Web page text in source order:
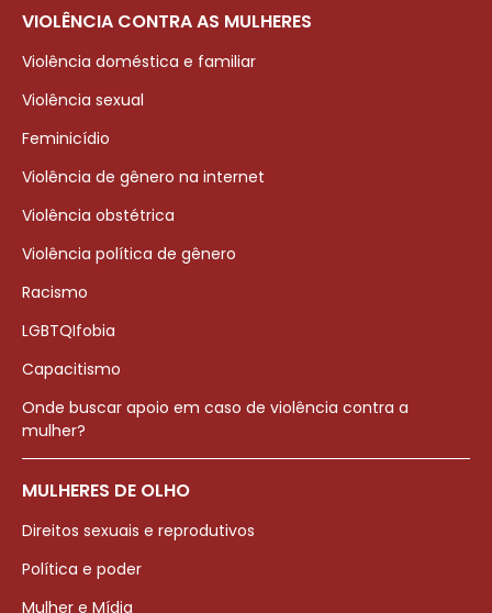
VIOLÊNCIA CONTRA AS MULHERES
Violência doméstica e familiar
Violência sexual
Feminicídio
Violência de gênero na internet
Violência obstétrica
Violência política de gênero
Racismo
LGBTQIfobia
Capacitismo
Onde buscar apoio em caso de violência contra a
mulher?
MULHERES DE OLHO
Direitos sexuais e reprodutivos
Política e poder
Mulher e Mídia